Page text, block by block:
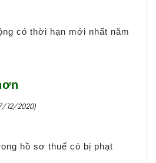
có thời hạn mới nhất năm
12/2020)
hồ sơ thuế có bị phạt